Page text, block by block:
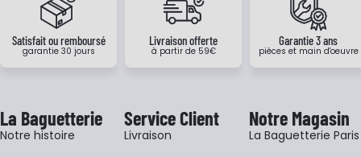
Satisfait ou remboursé
garantie 30 jours
Livraison offerte
à partir de 59€
Garantie 3 ans
pièces et main d'oeuvre
La Baguetterie
Notre histoire
Service Client
Livraison
Notre Magasin
La Baguetterie Paris